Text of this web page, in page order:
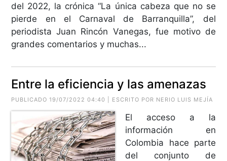
del 2022, la crónica “La única cabeza que no se
pierde en el Carnaval de Barranquilla”, del
periodista Juan Rincón Vanegas, fue motivo de
grandes comentarios y muchas...
Entre la eficiencia y las amenazas
PUBLICADO 19/07/2022 04:40 | ESCRITO POR NERIO LUIS MEJÍA
El acceso a la
información en
Colombia hace parte
del conjunto de